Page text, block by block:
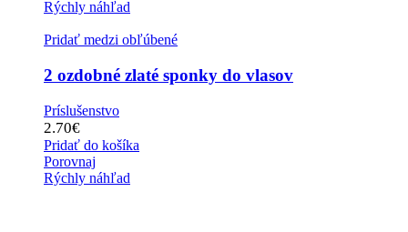
Rýchly náhľad
Pridať medzi obľúbené
2 ozdobné zlaté sponky do vlasov
Príslušenstvo
2.70€
Pridať do košíka
Porovnaj
Rýchly náhľad